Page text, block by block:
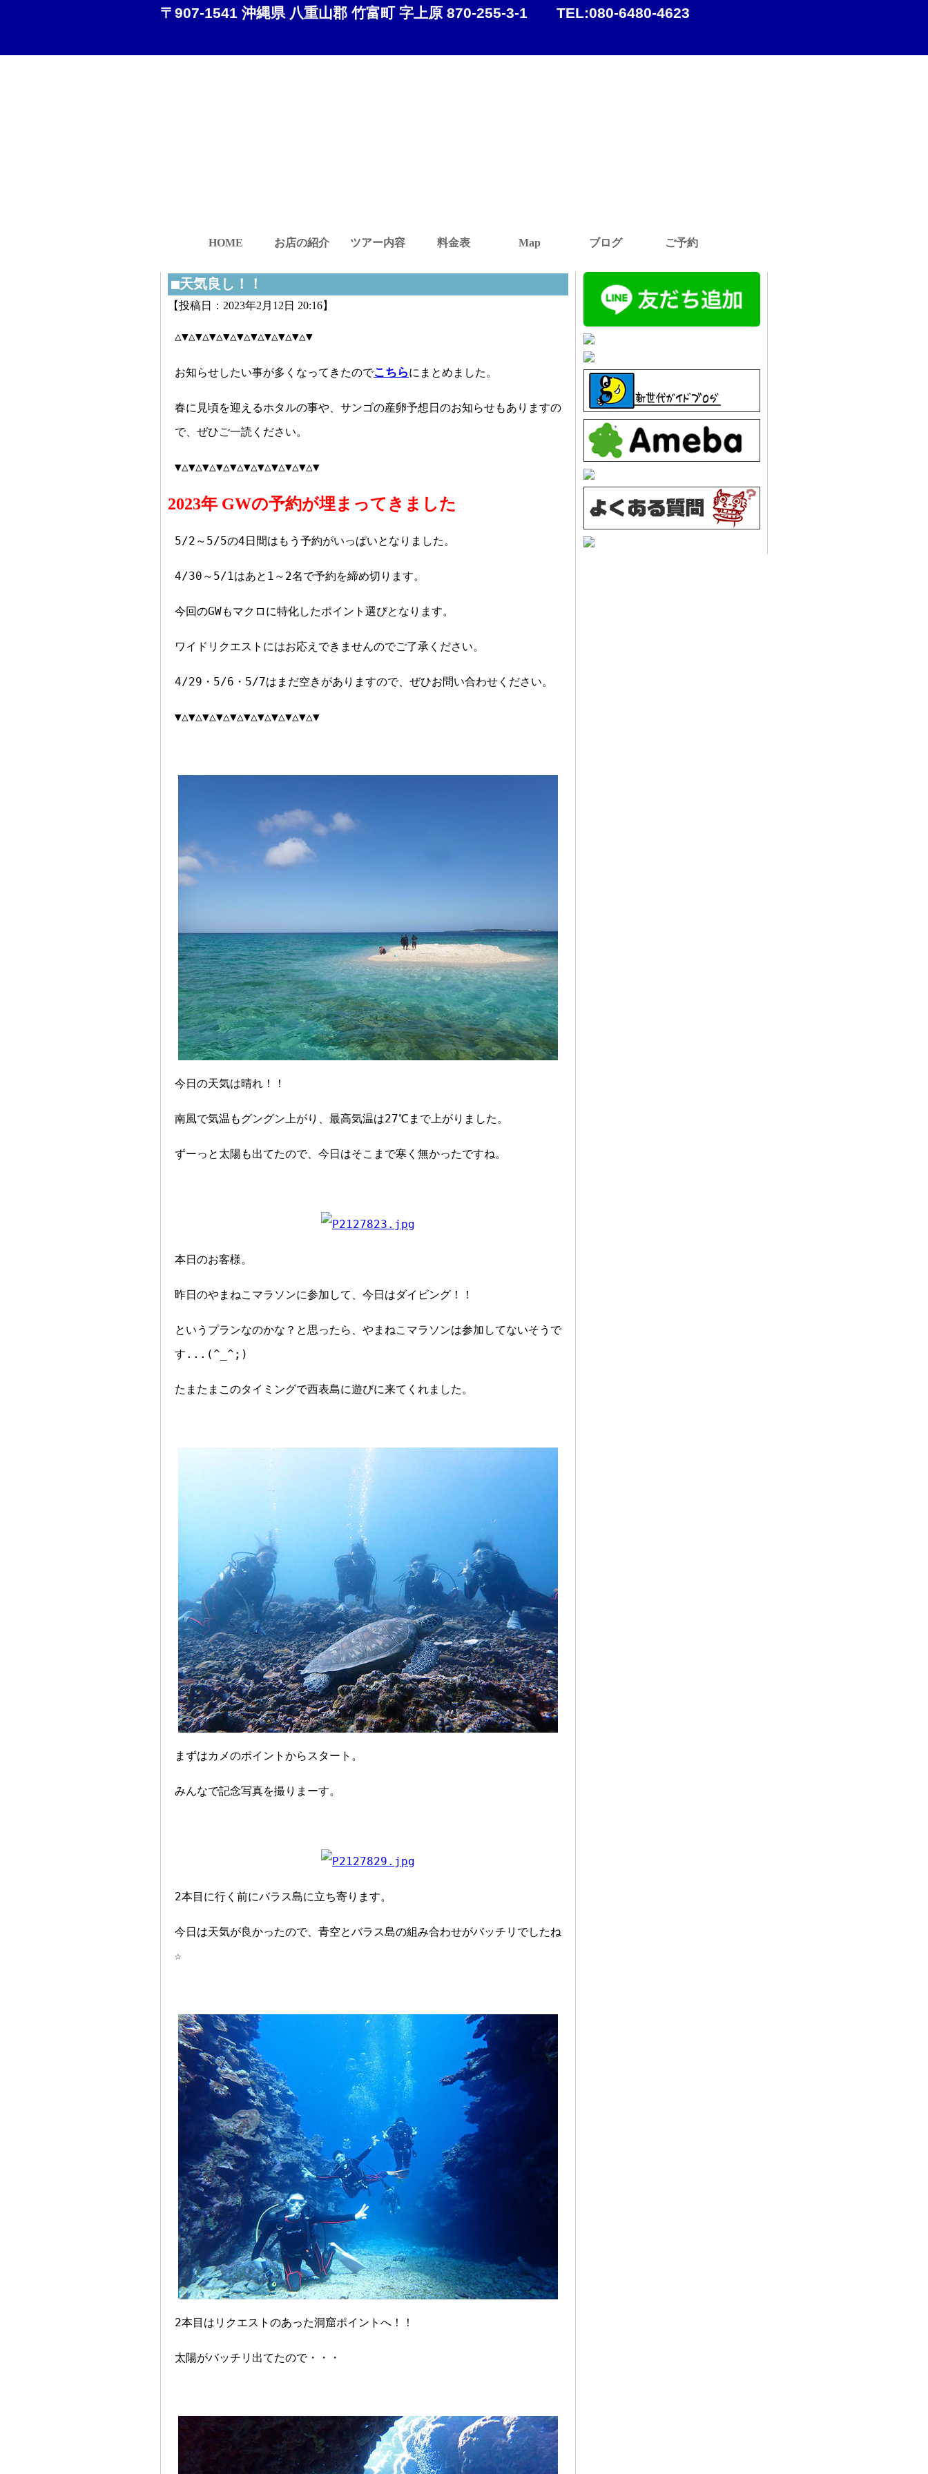
〒907-1541 沖縄県 八重山郡 竹富町 字上原 870-255-3-1 TEL:080-6480-4623
HOME お店の紹介 ツアー内容 料金表 Map ブログ ご予約
■天気良し！！
【投稿日：2023年2月12日 20:16】
△▼△▼△▼△▼△▼△▼△▼△▼△▼△▼
お知らせしたい事が多くなってきたのでこちらにまとめました。
春に見頃を迎えるホタルの事や、サンゴの産卵予想日のお知らせもありますの
で、ぜひご一読ください。
▼△▼△▼△▼△▼△▼△▼△▼△▼△▼△▼
2023年 GWの予約が埋まってきました
5/2～5/5の4日間はもう予約がいっぱいとなりました。
4/30～5/1はあと1～2名で予約を締め切ります。
今回のGWもマクロに特化したポイント選びとなります。
ワイドリクエストにはお応えできませんのでご了承ください。
4/29・5/6・5/7はまだ空きがありますので、ぜひお問い合わせください。
▼△▼△▼△▼△▼△▼△▼△▼△▼△▼△▼
今日の天気は晴れ！！
南風で気温もグングン上がり、最高気温は27℃まで上がりました。
ずーっと太陽も出てたので、今日はそこまで寒く無かったですね。
本日のお客様。
昨日のやまねこマラソンに参加して、今日はダイビング！！
というプランなのかな？と思ったら、やまねこマラソンは参加してないそうで
す...(^_^;)
たまたまこのタイミングで西表島に遊びに来てくれました。
まずはカメのポイントからスタート。
みんなで記念写真を撮りまーす。
2本目に行く前にバラス島に立ち寄ります。
今日は天気が良かったので、青空とバラス島の組み合わせがバッチリでしたね
☆
2本目はリクエストのあった洞窟ポイントへ！！
太陽がバッチリ出てたので・・・